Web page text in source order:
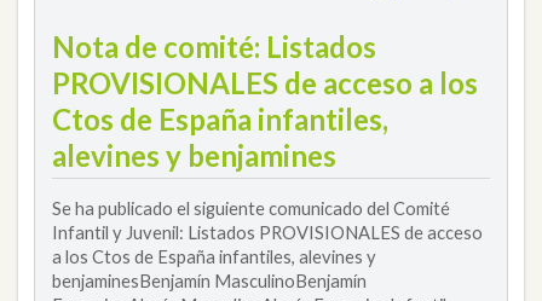
Nota de comité: Listados
PROVISIONALES de acceso a los
Ctos de España infantiles,
alevines y benjamines
Se ha publicado el siguiente comunicado del Comité
Infantil y Juvenil: Listados PROVISIONALES de acceso
a los Ctos de España infantiles, alevines y
benjaminesBenjamín MasculinoBenjamín